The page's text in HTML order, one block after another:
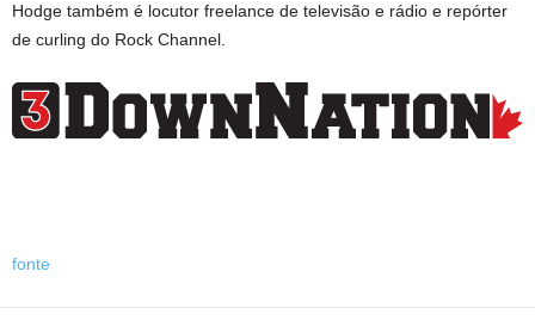
Hodge também é locutor freelance de televisão e rádio e repórter
de curling do Rock Channel.
fonte